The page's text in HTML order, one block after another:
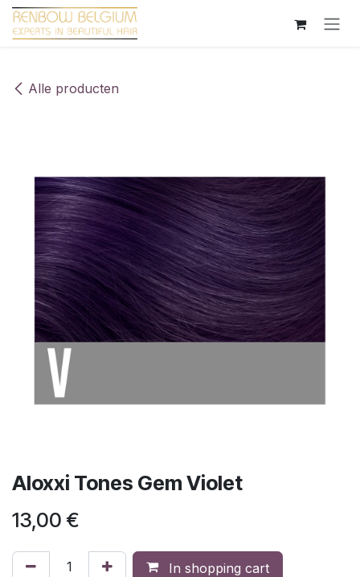
Overslaan naar inhoud
Alle producten
Aloxxi Tones Gem Violet
13,00 €
In shopping cart